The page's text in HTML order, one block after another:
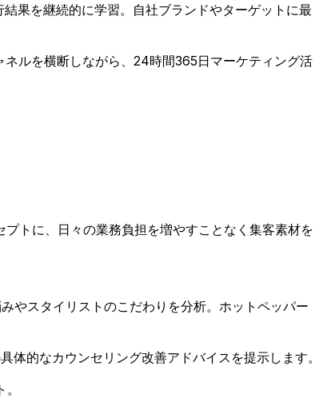
果を継続的に学習。自社ブランドやターゲットに最
ルを横断しながら、24時間365日マーケティング活
トに、日々の業務負担を増やすことなく集客素材を
やスタイリストのこだわりを分析。ホットペッパー
的なカウンセリング改善アドバイスを提示します。